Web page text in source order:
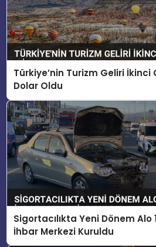
Türkiye’nin Turizm Geliri İkinci
Dolar Oldu
Sigortacılıkta Yeni Dönem Alo
İhbar Merkezi Kuruldu